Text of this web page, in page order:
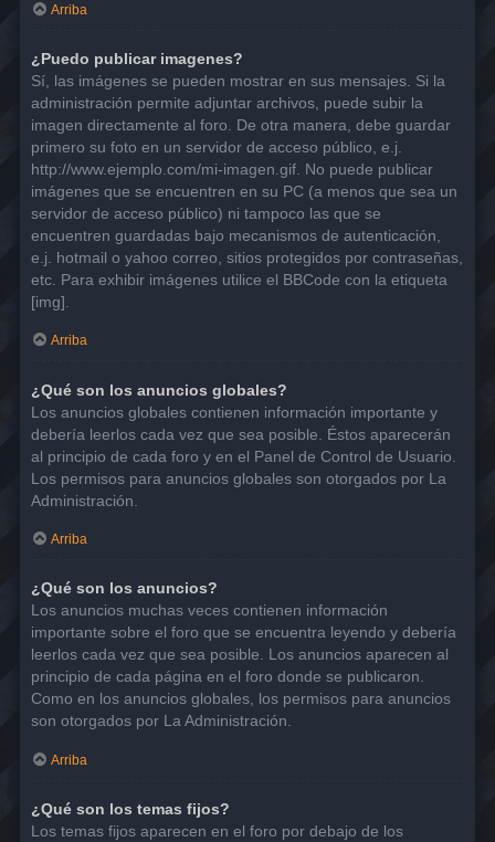
Arriba
¿Puedo publicar imagenes?
Sí, las imágenes se pueden mostrar en sus mensajes. Si la
administración permite adjuntar archivos, puede subir la
imagen directamente al foro. De otra manera, debe guardar
primero su foto en un servidor de acceso público, e.j.
http://www.ejemplo.com/mi-imagen.gif. No puede publicar
imágenes que se encuentren en su PC (a menos que sea un
servidor de acceso público) ni tampoco las que se
encuentren guardadas bajo mecanismos de autenticación,
e.j. hotmail o yahoo correo, sitios protegidos por contraseñas,
etc. Para exhibir imágenes utilice el BBCode con la etiqueta
[img].
Arriba
¿Qué son los anuncios globales?
Los anuncios globales contienen información importante y
debería leerlos cada vez que sea posible. Éstos aparecerán
al principio de cada foro y en el Panel de Control de Usuario.
Los permisos para anuncios globales son otorgados por La
Administración.
Arriba
¿Qué son los anuncios?
Los anuncios muchas veces contienen información
importante sobre el foro que se encuentra leyendo y debería
leerlos cada vez que sea posible. Los anuncios aparecen al
principio de cada página en el foro donde se publicaron.
Como en los anuncios globales, los permisos para anuncios
son otorgados por La Administración.
Arriba
¿Qué son los temas fijos?
Los temas fijos aparecen en el foro por debajo de los